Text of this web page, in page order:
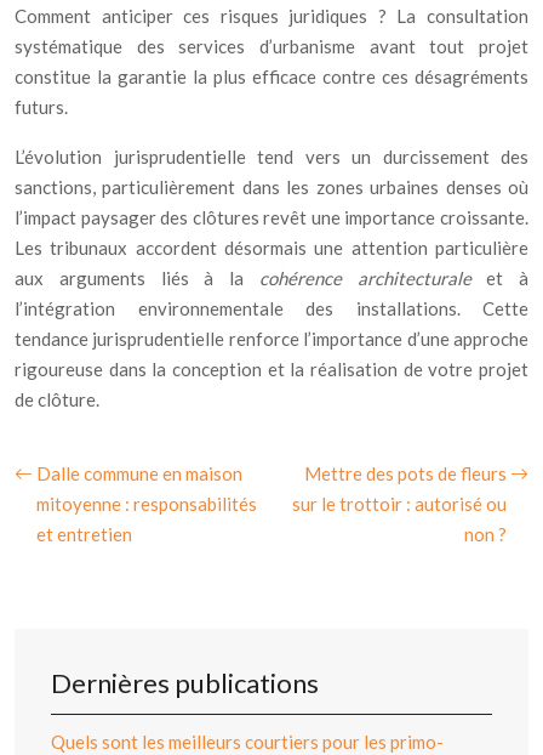
Comment anticiper ces risques juridiques ? La consultation
systématique des services d’urbanisme avant tout projet
constitue la garantie la plus efficace contre ces désagréments
futurs.
L’évolution jurisprudentielle tend vers un durcissement des
sanctions, particulièrement dans les zones urbaines denses où
l’impact paysager des clôtures revêt une importance croissante.
Les tribunaux accordent désormais une attention particulière
aux arguments liés à la cohérence architecturaleet à
l’intégration environnementale des installations. Cette
tendance jurisprudentielle renforce l’importance d’une approche
rigoureuse dans la conception et la réalisation de votre projet
de clôture.
Dalle commune en maison
mitoyenne : responsabilités
et entretien
Mettre des pots de fleurs
sur le trottoir : autorisé ou
non ?
Dernières publications
Quels sont les meilleurs courtiers pour les primo-